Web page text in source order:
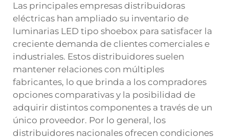
Las principales empresas distribuidoras
eléctricas han ampliado su inventario de
luminarias LED tipo shoebox para satisfacer la
creciente demanda de clientes comerciales e
industriales. Estos distribuidores suelen
mantener relaciones con múltiples
fabricantes, lo que brinda a los compradores
opciones comparativas y la posibilidad de
adquirir distintos componentes a través de un
único proveedor. Por lo general, los
distribuidores nacionales ofrecen condiciones